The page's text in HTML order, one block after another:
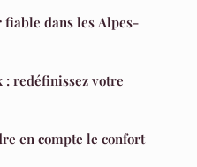
dans les Alpes-
: redéfinissez votre
en compte le confort